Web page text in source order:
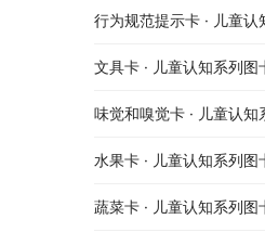
行为规范提示卡 · 儿童认
文具卡 · 儿童认知系列图
味觉和嗅觉卡 · 儿童认知
水果卡 · 儿童认知系列图
蔬菜卡 · 儿童认知系列图